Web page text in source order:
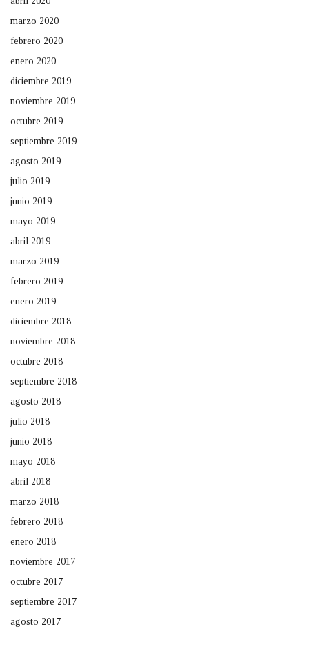
marzo 2020
febrero 2020
enero 2020
diciembre 2019
noviembre 2019
octubre 2019
septiembre 2019
agosto 2019
julio 2019
junio 2019
mayo 2019
abril 2019
marzo 2019
febrero 2019
enero 2019
diciembre 2018
noviembre 2018
octubre 2018
septiembre 2018
agosto 2018
julio 2018
junio 2018
mayo 2018
abril 2018
marzo 2018
febrero 2018
enero 2018
noviembre 2017
octubre 2017
septiembre 2017
agosto 2017